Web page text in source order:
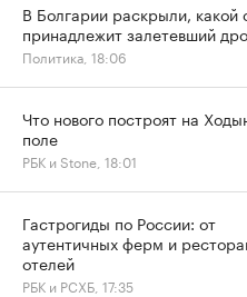
В Болгарии раскрыли, какой
принадлежит залетевший
Политика, 18:06
Что нового построят на
поле
РБК и Stone, 18:01
Гастрогиды по России: от
аутентичных ферм и
отелей
РБК и РСХБ, 17:35